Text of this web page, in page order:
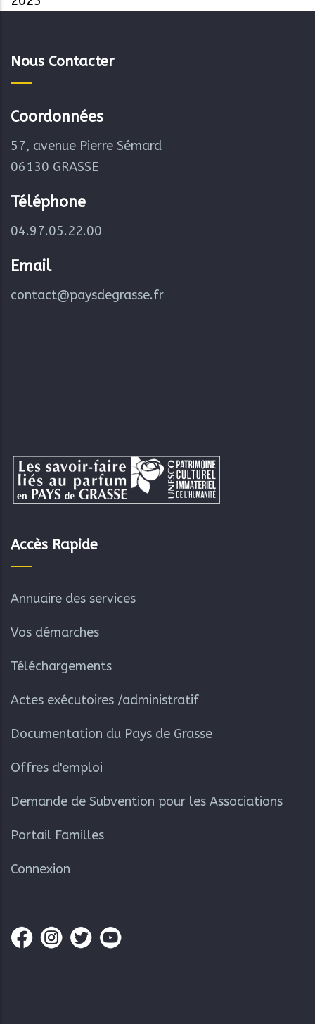
Nous Contacter
Coordonnées
57, avenue Pierre Sémard
06130 GRASSE
Téléphone
04.97.05.22.00
Email
contact@paysdegrasse.fr
Accès Rapide
Annuaire des services
Vos démarches
Téléchargements
Actes exécutoires /administratif
Documentation du Pays de Grasse
Offres d'emploi
Demande de Subvention pour les Associations
Portail Familles
Connexion